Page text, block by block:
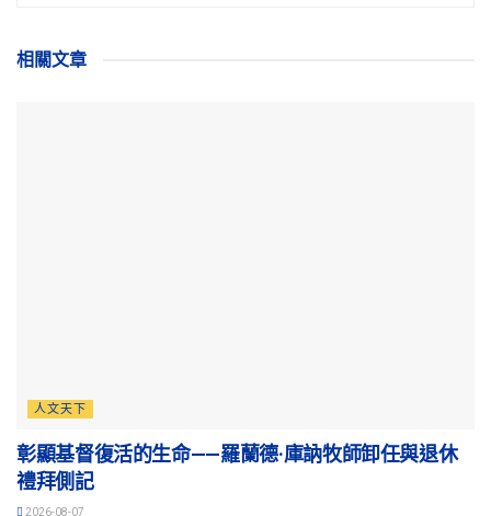
相關文章
人文天下
彰顯基督復活的生命——羅蘭德·庫訥牧師卸任與退休
禮拜側記
2026-08-07